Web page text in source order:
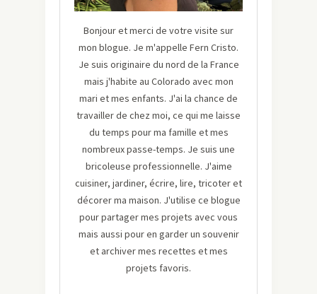
Bonjour et merci de votre visite sur
mon blogue. Je m'appelle Fern Cristo.
Je suis originaire du nord de la France
mais j'habite au Colorado avec mon
mari et mes enfants. J'ai la chance de
travailler de chez moi, ce qui me laisse
du temps pour ma famille et mes
nombreux passe-temps. Je suis une
bricoleuse professionnelle. J'aime
cuisiner, jardiner, écrire, lire, tricoter et
décorer ma maison. J'utilise ce blogue
pour partager mes projets avec vous
mais aussi pour en garder un souvenir
et archiver mes recettes et mes
projets favoris.